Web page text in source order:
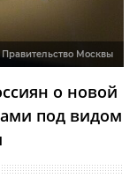
Правительство Москвы
о новой
под видом